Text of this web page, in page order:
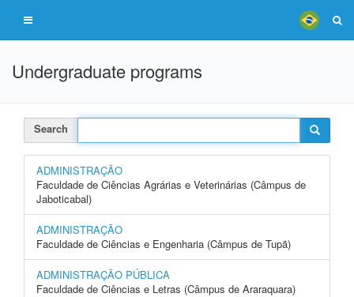
Undergraduate programs
Search
ADMINISTRAÇÃO
Faculdade de Ciências Agrárias e Veterinárias (Câmpus de
Jaboticabal)
ADMINISTRAÇÃO
Faculdade de Ciências e Engenharia (Câmpus de Tupã)
ADMINISTRAÇÃO PÚBLICA
Faculdade de Ciências e Letras (Câmpus de Araraquara)